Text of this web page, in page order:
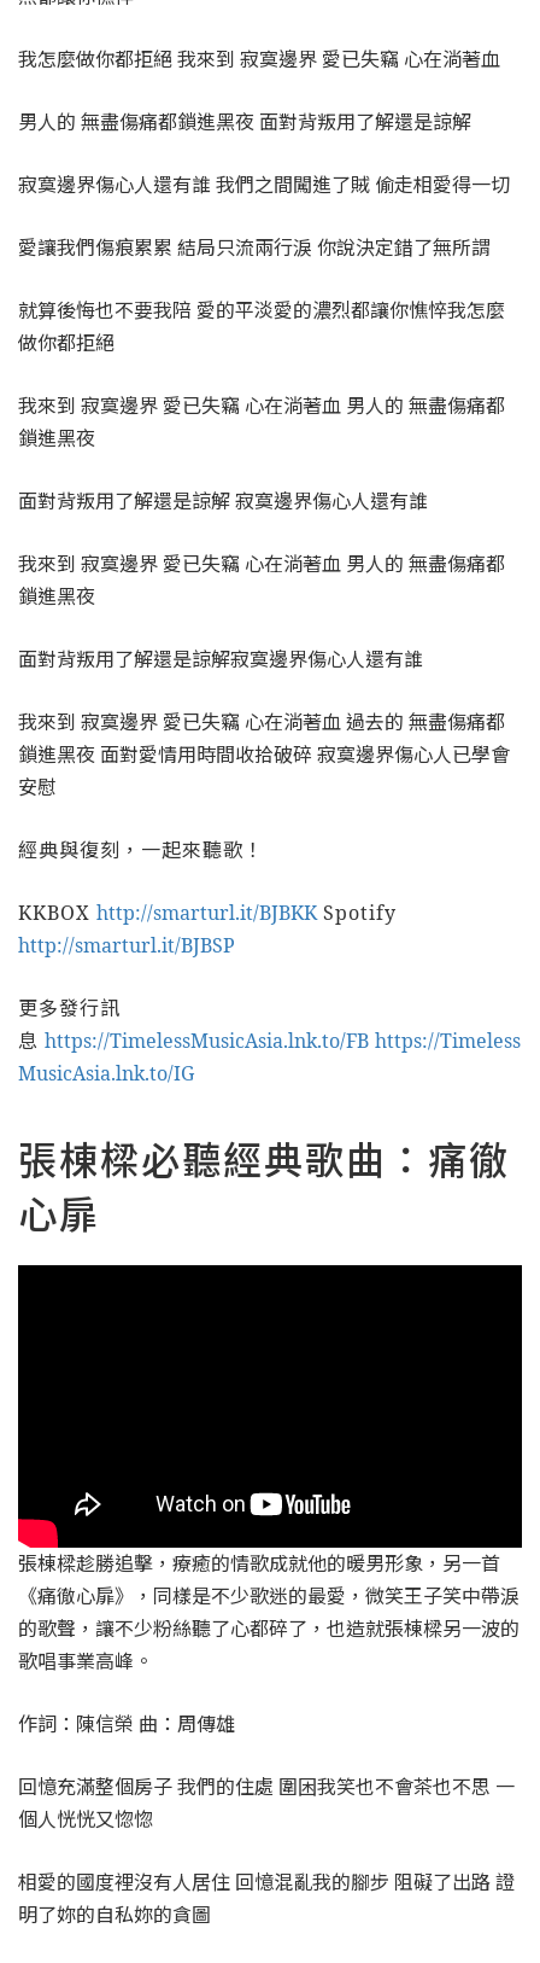
我怎麼做你都拒絕 我來到 寂寞邊界 愛已失竊 心在淌著血
男人的 無盡傷痛都鎖進黑夜 面對背叛用了解還是諒解
寂寞邊界傷心人還有誰 我們之間闖進了賊 偷走相愛得一切
愛讓我們傷痕累累 結局只流兩行淚 你說決定錯了無所謂
就算後悔也不要我陪 愛的平淡愛的濃烈都讓你憔悴我怎麼
做你都拒絕
我來到 寂寞邊界 愛已失竊 心在淌著血 男人的 無盡傷痛都
鎖進黑夜
面對背叛用了解還是諒解 寂寞邊界傷心人還有誰
我來到 寂寞邊界 愛已失竊 心在淌著血 男人的 無盡傷痛都
鎖進黑夜
面對背叛用了解還是諒解寂寞邊界傷心人還有誰
我來到 寂寞邊界 愛已失竊 心在淌著血 過去的 無盡傷痛都
鎖進黑夜 面對愛情用時間收拾破碎 寂寞邊界傷心人已學會
安慰
經典與復刻，一起來聽歌！
KKBOX http://smarturl.it/BJBKKSpotify
http://smarturl.it/BJBSP
更多發行訊
息 https://TimelessMusicAsia.lnk.to/FB https://Timeless
MusicAsia.lnk.to/IG
張棟樑必聽經典歌曲：痛徹
心扉
張棟樑趁勝追擊，療癒的情歌成就他的暖男形象，另一首
《痛徹心扉》，同樣是不少歌迷的最愛，微笑王子笑中帶淚
的歌聲，讓不少粉絲聽了心都碎了，也造就張棟樑另一波的
歌唱事業高峰。
作詞：陳信榮 曲：周傳雄
回憶充滿整個房子 我們的住處 圍困我笑也不會茶也不思 一
個人恍恍又惚惚
相愛的國度裡沒有人居住 回憶混亂我的腳步 阻礙了出路 證
明了妳的自私妳的貪圖